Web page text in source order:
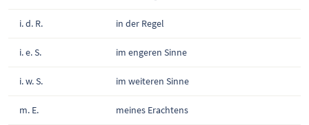
i. d. R. in der Regel
i. e. S. im engeren Sinne
i. w. S. im weiteren Sinne
m. E. meines Erachtens